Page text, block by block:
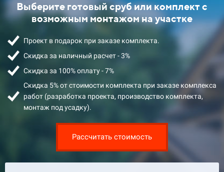
Выберите готовый сруб или комплект с
возможным монтажом на участке
Проект в подарок при заказе комплекта.
Скидка за наличный расчет - 3%
Скидка за 100% оплату - 7%
Скидка 5% от стоимости комплекта при заказе комплекса
работ (разработка проекта, производство комплекта,
монтаж под усадку).
Рассчитать стоимость